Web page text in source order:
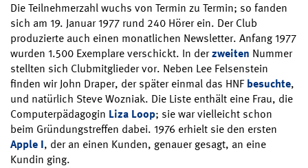
Die Teilnehmerzahl wuchs von Termin zu Termin; so fanden
sich am 19. Januar 1977 rund 240 Hörer ein. Der Club
produzierte auch einen monatlichen Newsletter. Anfang 1977
wurden 1.500 Exemplare verschickt. In derzweiten Nummer
stellten sich Clubmitglieder vor. Neben Lee Felsenstein
finden wir John Draper, der später einmal das HNFbesuchte,
und natürlich Steve Wozniak. Die Liste enthält eine Frau, die
Computerpädagogin Liza Loop; sie war vielleicht schon
beim Gründungstreffen dabei. 1976 erhielt sie den ersten
Apple I, der an einen Kunden, genauer gesagt, an eine
Kundin ging.